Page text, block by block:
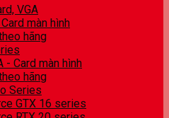
VGA
màn hình
hãng
- Card màn hình
hãng
Series
GTX 16 series